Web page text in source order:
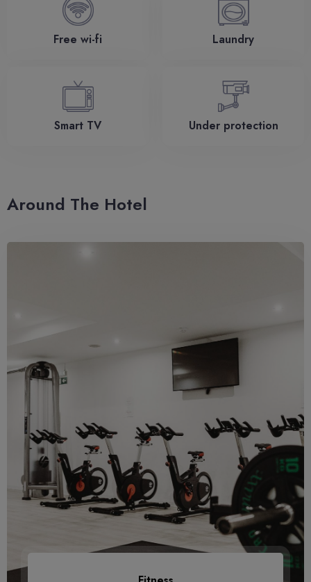
Free wi-fi Laundry
Smart TV Under protection
Around The Hotel